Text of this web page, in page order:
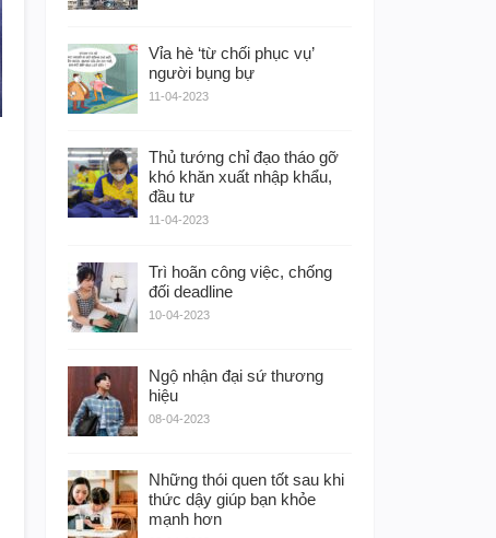
Vỉa hè ‘từ chối phục vụ’
người bụng bự
11-04-2023
Thủ tướng chỉ đạo tháo gỡ
khó khăn xuất nhập khẩu,
đầu tư
11-04-2023
Trì hoãn công việc, chống
đối deadline
10-04-2023
Ngộ nhận đại sứ thương
hiệu
08-04-2023
Những thói quen tốt sau khi
thức dậy giúp bạn khỏe
mạnh hơn